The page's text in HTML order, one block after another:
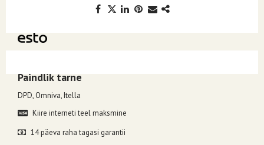
Paindlik tarne
DPD, Omniva, Itella
Kiire interneti teel maksmine
14 päeva raha tagasi garantii